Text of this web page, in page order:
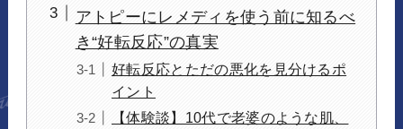
アトピーにレメディを使う前に知るべ
き“好転反応”の真実
好転反応とただの悪化を見分けるポ
イント
【体験談】10代で老婆のような肌、